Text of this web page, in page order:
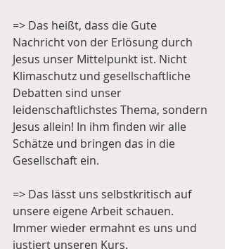
=> Das heißt, dass die Gute
Nachricht von der Erlösung durch
Jesus unser Mittelpunkt ist. Nicht
Klimaschutz und gesellschaftliche
Debatten sind unser
leidenschaftlichstes Thema, sondern
Jesus allein! In ihm finden wir alle
Schätze und bringen das in die
Gesellschaft ein.
=> Das lässt uns selbstkritisch auf
unsere eigene Arbeit schauen.
Immer wieder ermahnt es uns und
justiert unseren Kurs.